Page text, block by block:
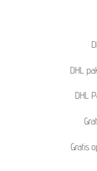
DHL
DHL
Gratis